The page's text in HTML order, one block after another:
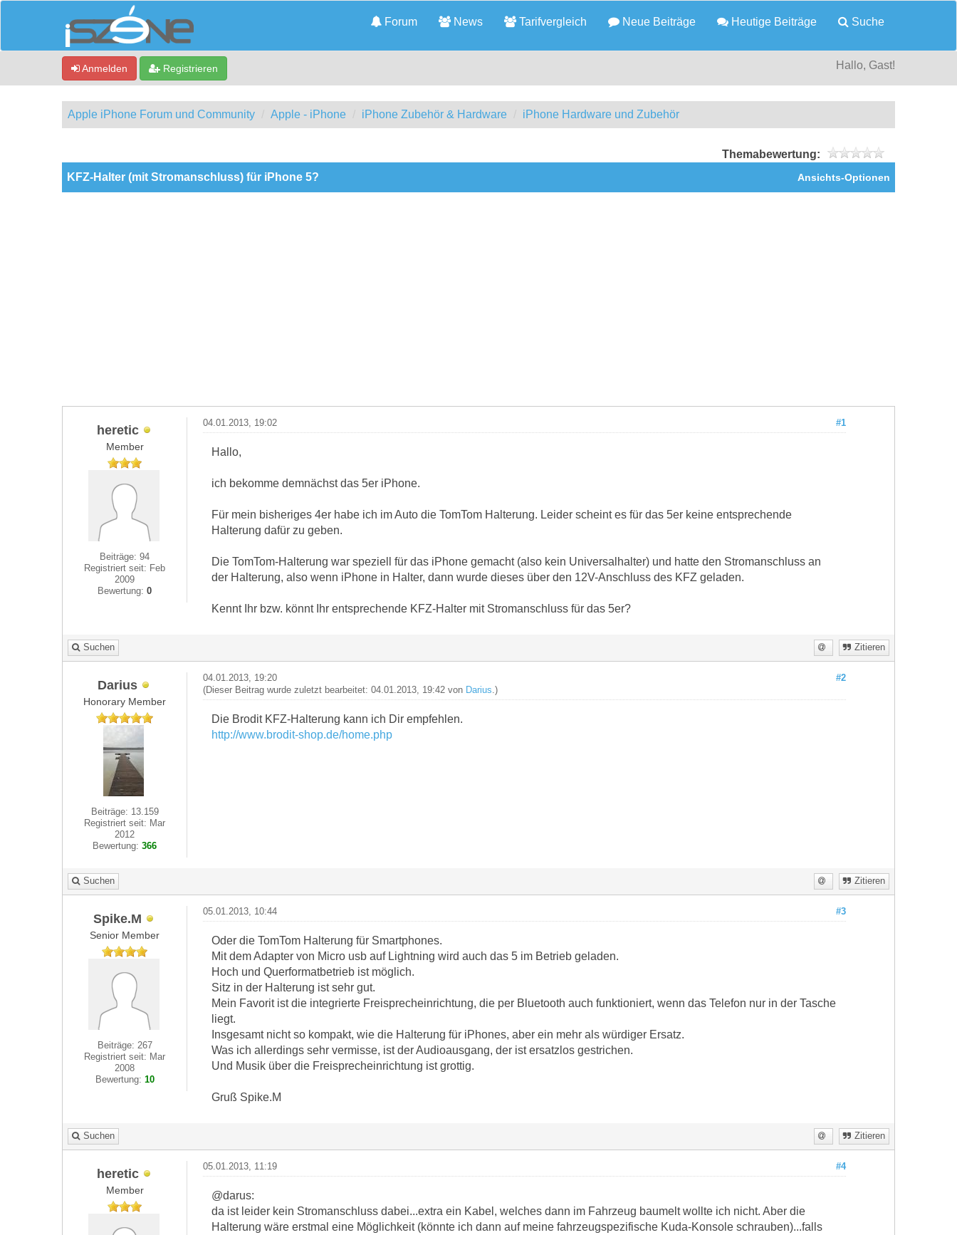
Forum News Tarifvergleich Neue Beiträge Heutige Beiträge Suche
Anmelden Registrieren Hallo, Gast!
Apple iPhone Forum und Community Apple - iPhone iPhone Zubehör & Hardware iPhone Hardware und Zubehör
Themabewertung:
Ansichts-Optionen
KFZ-Halter (mit Stromanschluss) für iPhone 5?
heretic
Member
Beiträge: 94
Registriert seit: Feb
2009
Bewertung:0
#1
04.01.2013, 19:02
Hallo,
ich bekomme demnächst das 5er iPhone.
Für mein bisheriges 4er habe ich im Auto die TomTom Halterung. Leider scheint es für das 5er keine entsprechende
Halterung dafür zu geben.
Die TomTom-Halterung war speziell für das iPhone gemacht (also kein Universalhalter) und hatte den Stromanschluss an
der Halterung, also wenn iPhone in Halter, dann wurde dieses über den 12V-Anschluss des KFZ geladen.
Kennt Ihr bzw. könnt Ihr entsprechende KFZ-Halter mit Stromanschluss für das 5er?
Suchen Zitieren
Darius
Honorary Member
Beiträge: 13.159
Registriert seit: Mar
2012
Bewertung:366
#2
04.01.2013, 19:20
(Dieser Beitrag wurde zuletzt bearbeitet: 04.01.2013, 19:42 von Darius .)
Die Brodit KFZ-Halterung kann ich Dir empfehlen.
http://www.brodit-shop.de/home.php
Suchen Zitieren
Spike.M
Senior Member
Beiträge: 267
Registriert seit: Mar
2008
Bewertung: 10
#3
05.01.2013, 10:44
Oder die TomTom Halterung für Smartphones.
Mit dem Adapter von Micro usb auf Lightning wird auch das 5 im Betrieb geladen.
Hoch und Querformatbetrieb ist möglich.
Sitz in der Halterung ist sehr gut.
Mein Favorit ist die integrierte Freisprecheinrichtung, die per Bluetooth auch funktioniert, wenn das Telefon nur in der Tasche
liegt.
Insgesamt nicht so kompakt, wie die Halterung für iPhones, aber ein mehr als würdiger Ersatz.
Was ich allerdings sehr vermisse, ist der Audioausgang, der ist ersatzlos gestrichen.
Und Musik über die Freisprecheinrichtung ist grottig.
Gruß Spike.M
Suchen Zitieren
heretic
Member
#4
05.01.2013, 11:19
@darus:
da ist leider kein Stromanschluss dabei...extra ein Kabel, welches dann im Fahrzeug baumelt wollte ich nicht. Aber die
Halterung wäre erstmal eine Möglichkeit (könnte ich dann auf meine fahrzeugspezifische Kuda-Konsole schrauben)...falls